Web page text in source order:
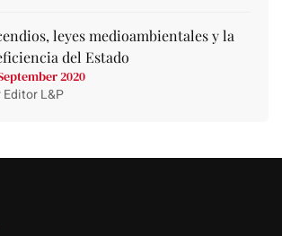
leyes medioambientales y la
del Estado
2020
Editor L&P